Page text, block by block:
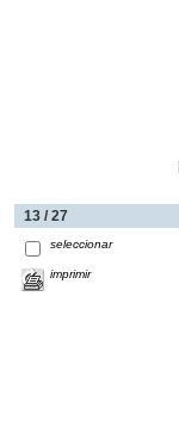
13 / 27
seleccionar
imprimir